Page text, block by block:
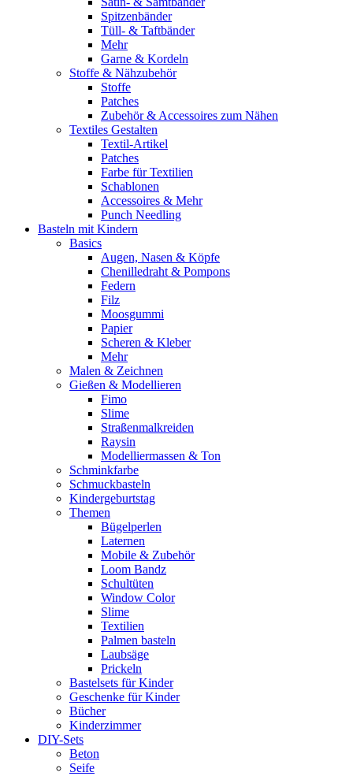
Spitzenbänder
Tüll- & Taftbänder
Mehr
Garne & Kordeln
Stoffe & Nähzubehör
Stoffe
Patches
Zubehör & Accessoires zum Nähen
Textiles Gestalten
Textil-Artikel
Patches
Farbe für Textilien
Schablonen
Accessoires & Mehr
Punch Needling
Basteln mit Kindern
Basics
Augen, Nasen & Köpfe
Chenilledraht & Pompons
Federn
Filz
Moosgummi
Papier
Scheren & Kleber
Mehr
Malen & Zeichnen
Gießen & Modellieren
Fimo
Slime
Straßenmalkreiden
Raysin
Modelliermassen & Ton
Schminkfarbe
Schmuckbasteln
Kindergeburtstag
Themen
Bügelperlen
Laternen
Mobile & Zubehör
Loom Bandz
Schultüten
Window Color
Slime
Textilien
Palmen basteln
Laubsäge
Prickeln
Bastelsets für Kinder
Geschenke für Kinder
Bücher
Kinderzimmer
DIY-Sets
Beton
Seife